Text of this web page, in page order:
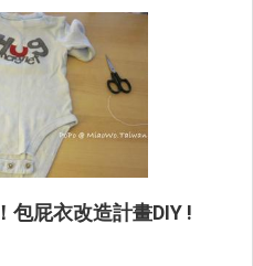
包屁衣改造計畫DIY !